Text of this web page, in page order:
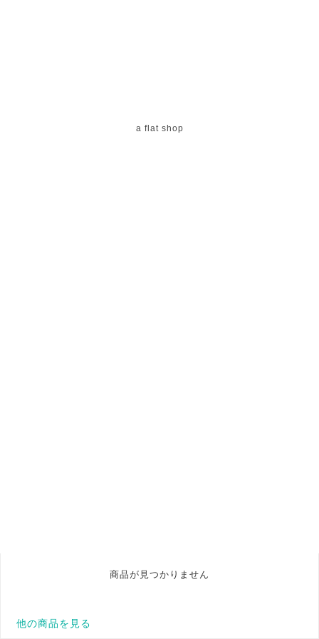
a flat shop
商品が見つかりません
他の商品を見る